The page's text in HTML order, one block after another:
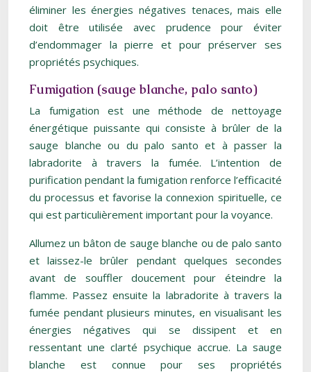
éliminer les énergies négatives tenaces, mais elle
doit être utilisée avec prudence pour éviter
d’endommager la pierre et pour préserver ses
propriétés psychiques.
Fumigation (sauge blanche, palo santo)
La fumigation est une méthode de nettoyage
énergétique puissante qui consiste à brûler de la
sauge blanche ou du palo santo et à passer la
labradorite à travers la fumée. L’intention de
purification pendant la fumigation renforce l’efficacité
du processus et favorise la connexion spirituelle, ce
qui est particulièrement important pour la voyance.
Allumez un bâton de sauge blanche ou de palo santo
et laissez-le brûler pendant quelques secondes
avant de souffler doucement pour éteindre la
flamme. Passez ensuite la labradorite à travers la
fumée pendant plusieurs minutes, en visualisant les
énergies négatives qui se dissipent et en
ressentant une clarté psychique accrue. La sauge
blanche est connue pour ses propriétés